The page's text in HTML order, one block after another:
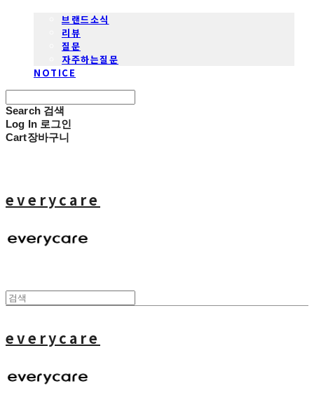
브랜드소식
리뷰
질문
자주하는질문
NOTICE
Search 검색
Log In 로그인
Cart장바구니
everycare
everycare